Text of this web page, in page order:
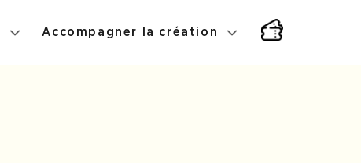
Accompagner la création